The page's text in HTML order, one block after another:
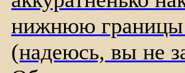
нижнюю границы
(надеюсь, вы не